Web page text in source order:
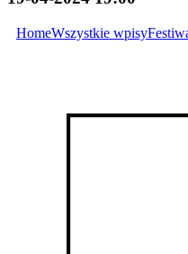
HomeWszystkie wpisy